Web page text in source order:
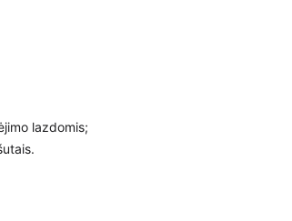
lazdomis;